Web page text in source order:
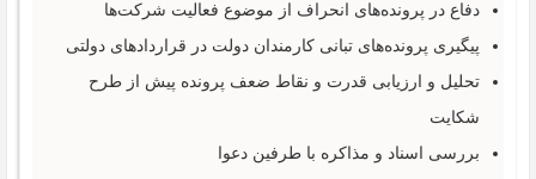
دفاع در پرونده‌های انحراف از موضوع فعالیت شرکت‌ها
پیگیری پرونده‌های تبانی کارمندان دولت در قراردادهای دولتی
تحلیل و ارزیابی قدرت و نقاط ضعف پرونده پیش از طرح
شکایت
بررسی اسناد و مذاکره با طرفین دعوا